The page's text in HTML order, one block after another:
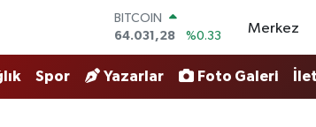
DOLAR
47,5452
%-0.01
EURO
54,8942
%0.19
Merkez
Spor Yazarlar Foto Galeri